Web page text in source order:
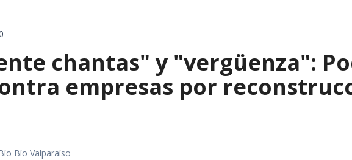
chantas" y "vergüenza":
empresas por
Bío Valparaíso